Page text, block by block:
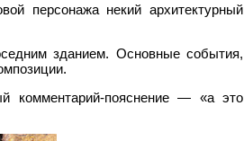
персонажа некий архитектурный
зданием. Основные события,
коммента­рий-пояснение — «а это